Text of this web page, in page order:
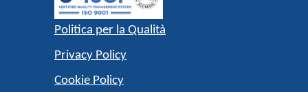
Politica per la Qualità
Privacy Policy
Cookie Policy